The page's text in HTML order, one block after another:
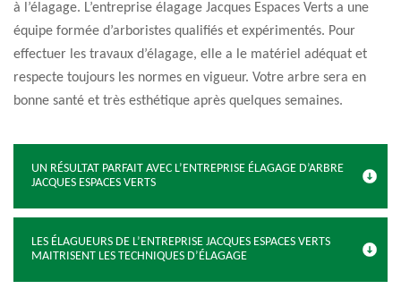
à l’élagage. L’entreprise élagage Jacques Espaces Verts a une
équipe formée d’arboristes qualifiés et expérimentés. Pour
effectuer les travaux d’élagage, elle a le matériel adéquat et
respecte toujours les normes en vigueur. Votre arbre sera en
bonne santé et très esthétique après quelques semaines.
UN RÉSULTAT PARFAIT AVEC L’ENTREPRISE ÉLAGAGE D’ARBRE
JACQUES ESPACES VERTS
LES ÉLAGUEURS DE L’ENTREPRISE JACQUES ESPACES VERTS
MAITRISENT LES TECHNIQUES D’ÉLAGAGE